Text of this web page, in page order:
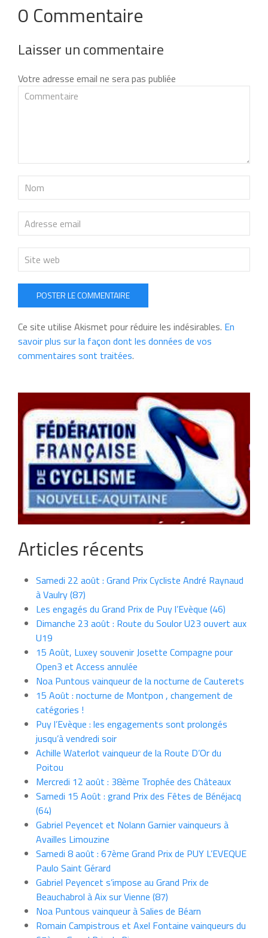
0 Commentaire
Laisser un commentaire
Votre adresse email ne sera pas publiée
POSTER LE COMMENTAIRE
Ce site utilise Akismet pour réduire les indésirables. En
savoir plus sur la façon dont les données de vos
commentaires sont traitées.
Articles récents
Samedi 22 août : Grand Prix Cycliste André Raynaud
à Vaulry (87)
Les engagés du Grand Prix de Puy l’Evèque (46)
Dimanche 23 août : Route du Soulor U23 ouvert aux
U19
15 Août, Luxey souvenir Josette Compagne pour
Open3 et Access annulée
Noa Puntous vainqueur de la nocturne de Cauterets
15 Août : nocturne de Montpon , changement de
catégories !
Puy l’Evèque : les engagements sont prolongés
jusqu’à vendredi soir
Achille Waterlot vainqueur de la Route D’Or du
Poitou
Mercredi 12 août : 38ème Trophée des Châteaux
Samedi 15 Août : grand Prix des Fêtes de Bénéjacq
(64)
Gabriel Peyencet et Nolann Garnier vainqueurs à
Availles Limouzine
Samedi 8 août : 67ème Grand Prix de PUY L’EVEQUE
Paulo Saint Gérard
Gabriel Peyencet s’impose au Grand Prix de
Beauchabrol à Aix sur Vienne (87)
Noa Puntous vainqueur à Salies de Béarn
Romain Campistrous et Axel Fontaine vainqueurs du